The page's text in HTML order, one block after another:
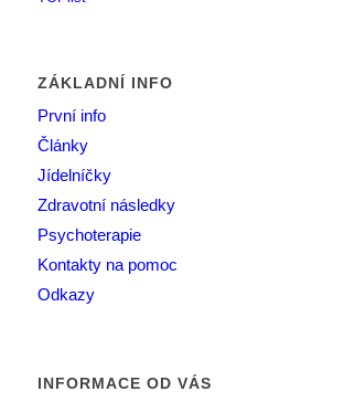
ZÁKLADNÍ INFO
První info
Články
Jídelníčky
Zdravotní následky
Psychoterapie
Kontakty na pomoc
Odkazy
INFORMACE OD VÁS